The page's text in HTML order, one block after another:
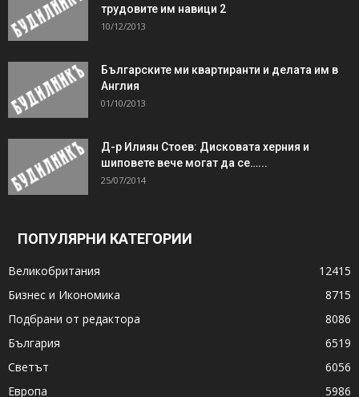
трудовите им навици 2
10/12/2013
Българските ми квартиранти и делата им в
Англия
01/10/2013
Д-р Илиян Стоев: Дисковата херния и
шиповете вече могат да се…...
25/07/2014
ПОПУЛЯРНИ КАТЕГОРИИ
Великобритания
12415
Бизнес и Икономика
8715
Подбрани от редактора
8086
България
6519
Светът
6056
Европа
5986